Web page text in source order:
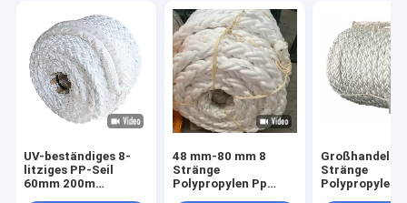
UV-beständiges 8-
litziges PP-Seil
60mm 200m
48 mm-80 mm 8
Stränge
Polypropylen Pp
Großhandel 8
Stränge
Polypropylen